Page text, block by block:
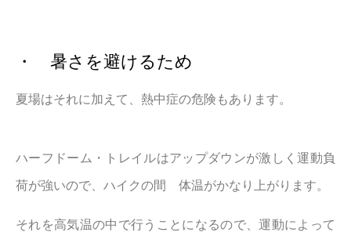
・ 暑さを避けるため
夏場はそれに加えて、熱中症の危険もあります。
ハーフドーム・トレイルはアップダウンが激しく運動負
荷が強いので、ハイクの間 体温がかなり上がります。
それを高気温の中で行うことになるので、運動によって